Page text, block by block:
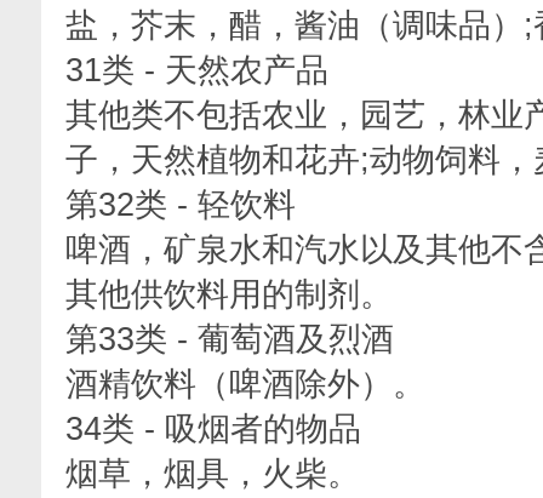
盐，芥末，醋，酱油（调味品）
31类 - 天然农产品
其他类不包括农业，园艺，林业
子，天然植物和花卉;动物饲料，
第32类 - 轻饮料
啤酒，矿泉水和汽水以及其他不
其他供饮料用的制剂。
第33类 - 葡萄酒及烈酒
酒精饮料（啤酒除外）。
34类 - 吸烟者的物品
烟草，烟具，火柴。